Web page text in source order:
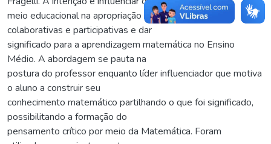
meio educacional na apropriação de metodologias
colaborativas e participativas e dar
significado para a aprendizagem matemática no Ensino
Médio. A abordagem se pauta na
postura do professor enquanto líder influenciador que motiva
o aluno a construir seu
conhecimento matemático partilhando o que foi significado,
possibilitando a formação do
pensamento crítico por meio da Matemática. Foram